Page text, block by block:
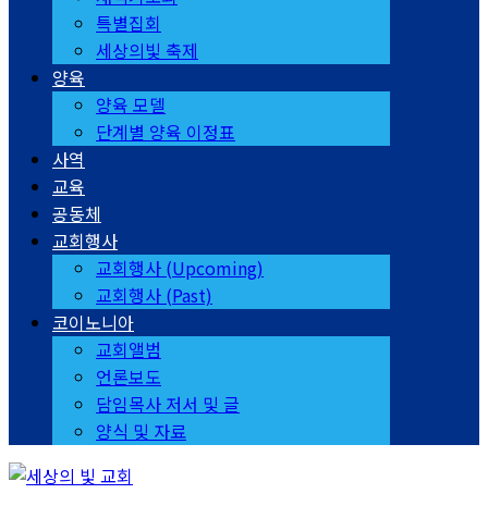
특별집회
세상의빛 축제
양육
양육 모델
단계별 양육 이정표
사역
교육
공동체
교회행사
교회행사 (Upcoming)
교회행사 (Past)
코이노니아
교회앨범
언론보도
담임목사 저서 및 글
양식 및 자료